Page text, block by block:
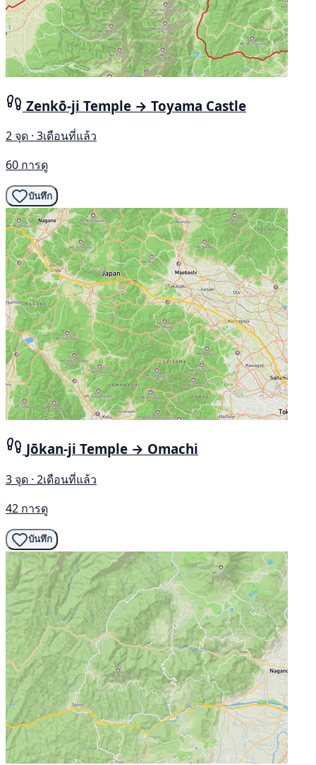
Zenkō-ji Temple → Toyama Castle
2 จุด · 3เดือนที่แล้ว
60 การดู
บันทึก
Jōkan-ji Temple → Omachi
3 จุด · 2เดือนที่แล้ว
42 การดู
บันทึก